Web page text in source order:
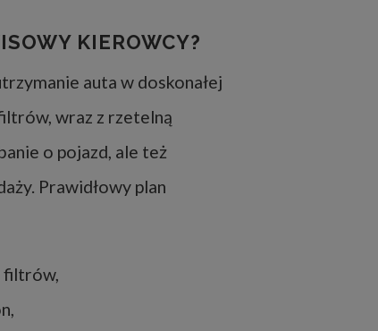
KIEROWCY?
auta w doskonałej
wraz z rzetelną
o pojazd, ale też
Prawidłowy plan
filtrów,